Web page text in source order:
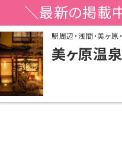
＼最新の掲載
駅周辺・浅間・美ヶ原
美ヶ原温